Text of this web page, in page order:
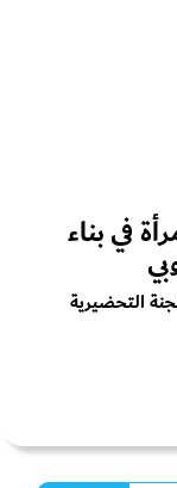
في بناء
التحضيرية